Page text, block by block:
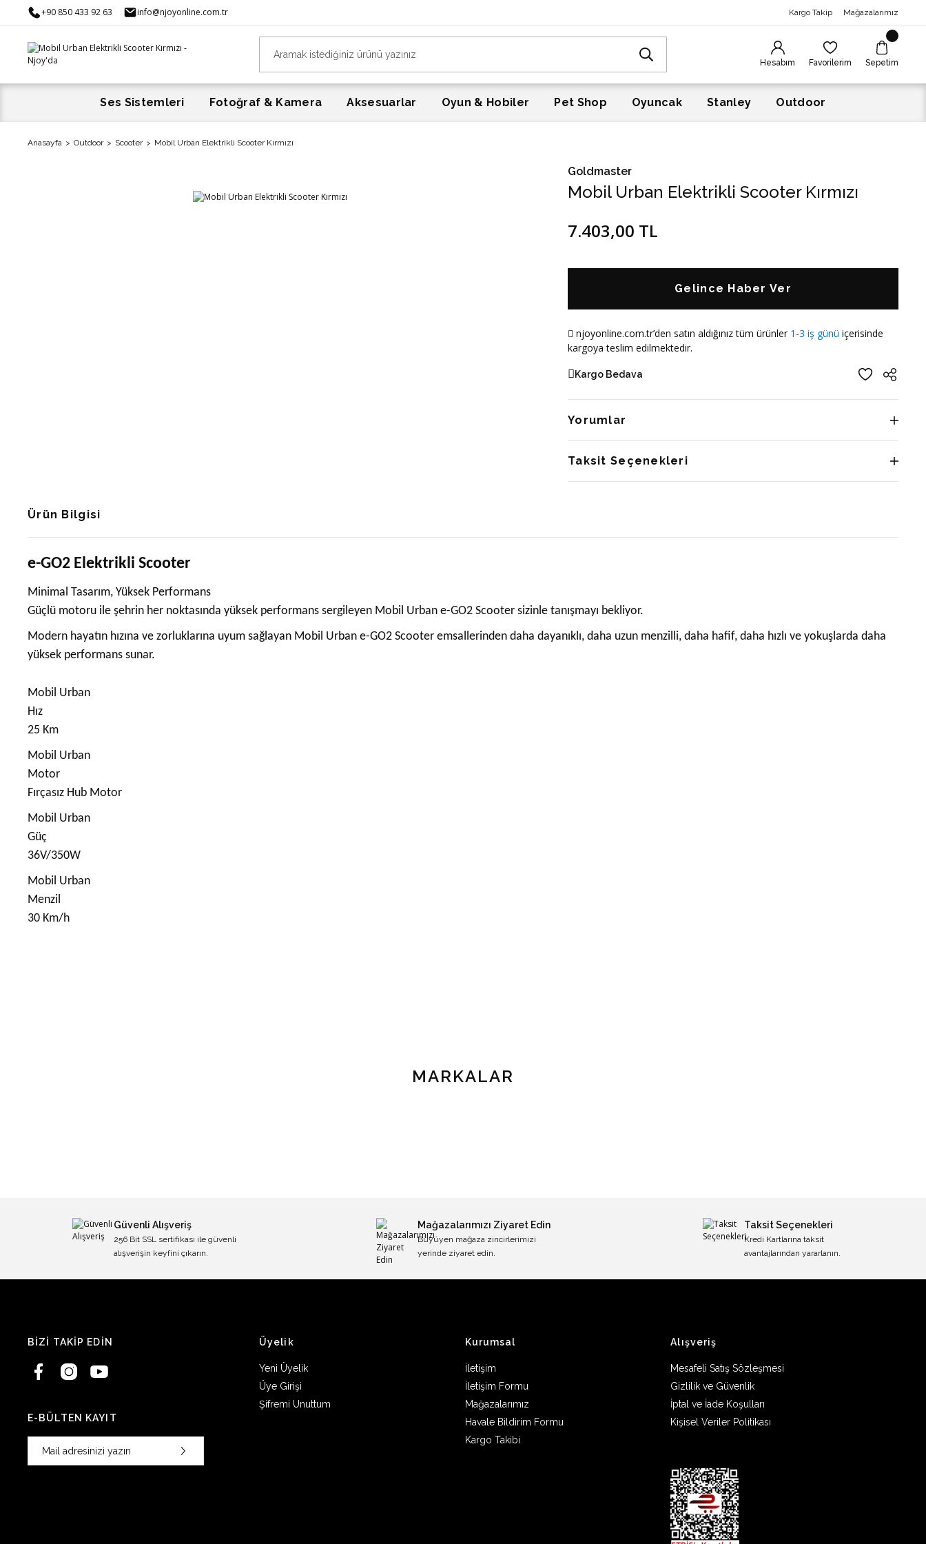
+90 850 433 92 63 info@njoyonline.com.tr Kargo Takip Mağazalarımız
Hesabım Favorilerim Sepetim
Ses Sistemleri Fotoğraf & Kamera Aksesuarlar Oyun & Hobiler Pet Shop Oyuncak Stanley Outdoor
Anasayfa Outdoor Scooter Mobil Urban Elektrikli Scooter Kırmızı
Goldmaster
Mobil Urban Elektrikli Scooter Kırmızı
7.403,00 TL
Gelince Haber Ver
njoyonline.com.tr’den satın aldığınız tüm ürünler 1-3 iş günü içerisinde
kargoya teslim edilmektedir.
Kargo Bedava
Yorumlar
Taksit Seçenekleri
Ürün Bilgisi
e-GO2 Elektrikli Scooter
Minimal Tasarım, Yüksek Performans
Güçlü motoru ile şehrin her noktasında yüksek performans sergileyen Mobil Urban e-GO2 Scooter sizinle tanışmayı bekliyor.
Modern hayatın hızına ve zorluklarına uyum sağlayan Mobil Urban e-GO2 Scooter emsallerinden daha dayanıklı, daha uzun menzilli, daha hafif, daha hızlı ve yokuşlarda daha
yüksek performans sunar.
Mobil Urban
Hız
25 Km
Mobil Urban
Motor
Fırçasız Hub Motor
Mobil Urban
Güç
36V/350W
Mobil Urban
Menzil
30 Km/h
MARKALAR
Güvenli Alışveriş
256 Bit SSL sertifikası ile güvenli
alışverişin keyfini çıkarın.
Mağazalarımızı Ziyaret Edin
Büyüyen mağaza zincirlerimizi
yerinde ziyaret edin.
Taksit Seçenekleri
Kredi Kartlarına taksit
avantajlarından yararlanın.
BİZİ TAKİP EDİN
E-BÜLTEN KAYIT
Üyelik
Yeni Üyelik
Üye Girişi
Şifremi Unuttum
Kurumsal
İletişim
İletişim Formu
Mağazalarımız
Havale Bildirim Formu
Kargo Takibi
Alışveriş
Mesafeli Satış Sözleşmesi
Gizlilik ve Güvenlik
İptal ve İade Koşulları
Kişisel Veriler Politikası